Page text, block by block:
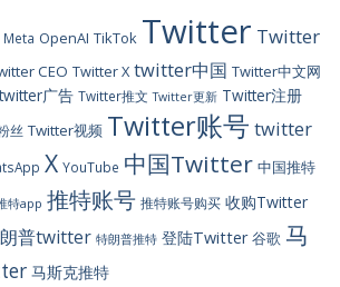
Meta OpenAI TikTok Twitter Twitter
CEO Twitter X twitter中国 Twitter中文网
twitter广告 Twitter推文 Twitter更新 Twitter注册
丝 Twitter视频 Twitter账号 twitter
X YouTube 中国Twitter 中国推特
特app 推特账号 推特账号购买 收购Twitter
普twitter 特朗普推特 登陆Twitter 谷歌 马
马斯克推特